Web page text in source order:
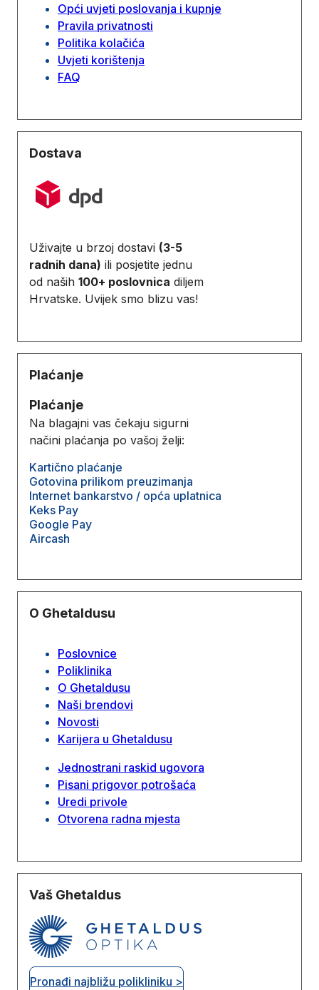
Opći uvjeti poslovanja i kupnje
Pravila privatnosti
Politika kolačića
Uvjeti korištenja
FAQ
Dostava
Uživajte u brzoj dostavi (3-5
radnih dana) ili posjetite jednu
od naših 100+ poslovnica diljem
Hrvatske. Uvijek smo blizu vas!
Plaćanje
Plaćanje
Na blagajni vas čekaju sigurni
načini plaćanja po vašoj želji:
Kartično plaćanje
Gotovina prilikom preuzimanja
Internet bankarstvo / opća uplatnica
Keks Pay
Google Pay
Aircash
O Ghetaldusu
Poslovnice
Poliklinika
O Ghetaldusu
Naši brendovi
Novosti
Karijera u Ghetaldusu
Jednostrani raskid ugovora
Pisani prigovor potrošaća
Uredi privole
Otvorena radna mjesta
Vaš Ghetaldus
Pronađi najbližu polikliniku >